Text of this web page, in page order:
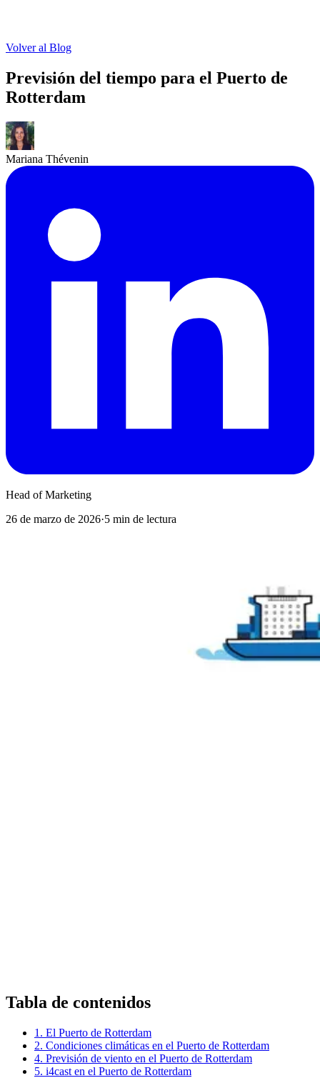
Volver al Blog
Previsión del tiempo para el Puerto de
Rotterdam
Mariana Thévenin
Head of Marketing
26 de marzo de 2026·5 min de lectura
Tabla de contenidos
1. El Puerto de Rotterdam
2. Condiciones climáticas en el Puerto de Rotterdam
4. Previsión de viento en el Puerto de Rotterdam
5. i4cast en el Puerto de Rotterdam